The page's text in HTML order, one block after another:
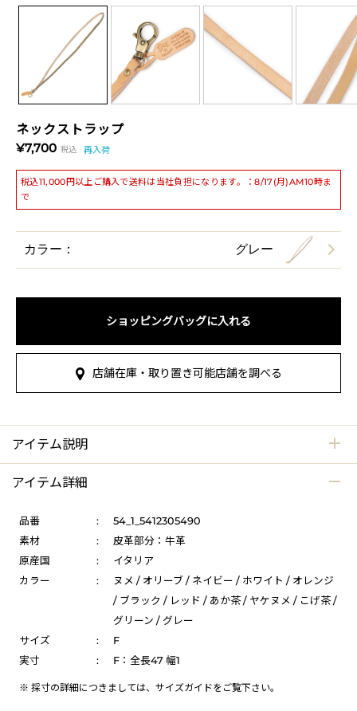
ネックストラップ
¥7,700 税込 再入荷
税込11,000円以上ご購入で送料は当社負担になります。：8/17(月)AM10時ま
で
カラー： グレー
ショッピングバッグに入れる
店舗在庫・取り置き可能店舗を調べる
アイテム説明
アイテム詳細
品番 :
54_1_5412305490
素材
:
皮革部分：牛革
原産国
:
イタリア
カラー
:
ヌメ / オリーブ / ネイビー / ホワイト / オレンジ
/ ブラック / レッド / あか茶 / ヤケヌメ / こげ茶 /
グリーン / グレー
サイズ
:
F
実寸
: F：全長47 幅1
※ 採寸の詳細につきましては、 サイズガイドをご覧下さい。